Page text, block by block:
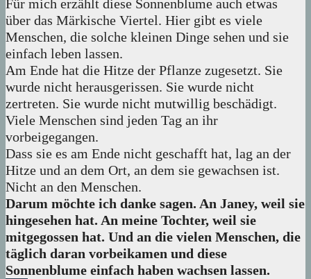
Für mich erzählt diese Sonnenblume auch etwas
über das Märkische Viertel. Hier gibt es viele
Menschen, die solche kleinen Dinge sehen und sie
einfach leben lassen.
Am Ende hat die Hitze der Pflanze zugesetzt. Sie
wurde nicht herausgerissen. Sie wurde nicht
zertreten. Sie wurde nicht mutwillig beschädigt.
Viele Menschen sind jeden Tag an ihr
vorbeigegangen.
Dass sie es am Ende nicht geschafft hat, lag an der
Hitze und an dem Ort, an dem sie gewachsen ist.
Nicht an den Menschen.
Darum möchte ich danke sagen. An Janey, weil sie
hingesehen hat. An meine Tochter, weil sie
mitgegossen hat. Und an die vielen Menschen, die
täglich daran vorbeikamen und diese
Sonnenblume einfach haben wachsen lassen.